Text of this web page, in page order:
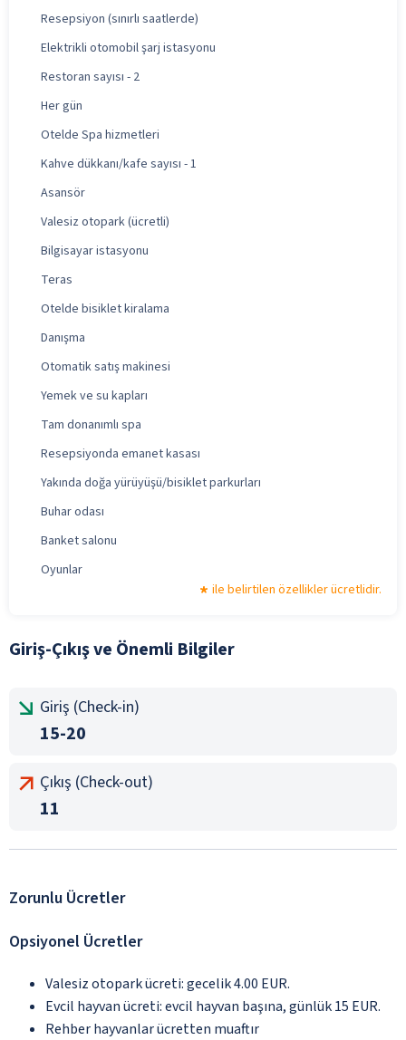
Resepsiyon (sınırlı saatlerde)
Elektrikli otomobil şarj istasyonu
Restoran sayısı - 2
Her gün
Otelde Spa hizmetleri
Kahve dükkanı/kafe sayısı - 1
Asansör
Valesiz otopark (ücretli)
Bilgisayar istasyonu
Teras
Otelde bisiklet kiralama
Danışma
Otomatik satış makinesi
Yemek ve su kapları
Tam donanımlı spa
Resepsiyonda emanet kasası
Yakında doğa yürüyüşü/bisiklet parkurları
Buhar odası
Banket salonu
Oyunlar
ile belirtilen özellikler ücretlidir.
Giriş-Çıkış ve Önemli Bilgiler
Giriş (Check-in)
15-20
Çıkış (Check-out)
11
Zorunlu Ücretler
Opsiyonel Ücretler
Valesiz otopark ücreti: gecelik 4.00 EUR.
Evcil hayvan ücreti: evcil hayvan başına, günlük 15 EUR.
Rehber hayvanlar ücretten muaftır